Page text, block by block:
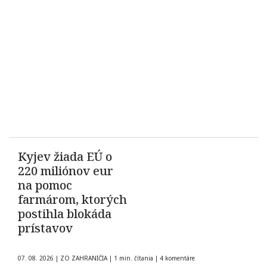
Kyjev žiada EÚ o
220 miliónov eur
na pomoc
farmárom, ktorých
postihla blokáda
prístavov
07. 08. 2026 | ZO ZAHRANIČIA | 1 min. čítania | 4 komentáre